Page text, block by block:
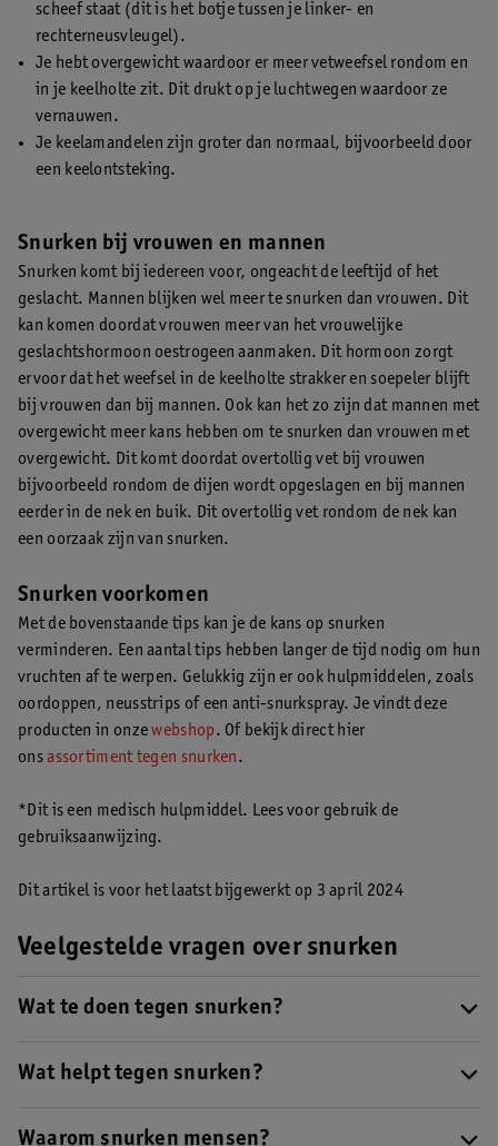
scheef staat (dit is het botje tussen je linker- en
rechterneusvleugel).
Je hebt overgewicht waardoor er meer vetweefsel rondom en
in je keelholte zit. Dit drukt op je luchtwegen waardoor ze
vernauwen.
Je keelamandelen zijn groter dan normaal, bijvoorbeeld door
een keelontsteking.
Snurken bij vrouwen en mannen
Snurken komt bij iedereen voor, ongeacht de leeftijd of het
geslacht. Mannen blijken wel meer te snurken dan vrouwen. Dit
kan komen doordat vrouwen meer van het vrouwelijke
geslachtshormoon oestrogeen aanmaken. Dit hormoon zorgt
ervoor dat het weefsel in de keelholte strakker en soepeler blijft
bij vrouwen dan bij mannen. Ook kan het zo zijn dat mannen met
overgewicht meer kans hebben om te snurken dan vrouwen met
overgewicht. Dit komt doordat overtollig vet bij vrouwen
bijvoorbeeld rondom de dijen wordt opgeslagen en bij mannen
eerder in de nek en buik. Dit overtollig vet rondom de nek kan
een oorzaak zijn van snurken.
Snurken voorkomen
Met de bovenstaande tips kan je de kans op snurken
verminderen. Een aantal tips hebben langer de tijd nodig om hun
vruchten af te werpen. Gelukkig zijn er ook hulpmiddelen, zoals
oordoppen, neusstrips of een anti-snurkspray. Je vindt deze
producten in onzewebshop. Of bekijk direct hier
onsassortiment tegen snurken.
*Dit is een medisch hulpmiddel. Lees voor gebruik de
gebruiksaanwijzing.
Dit artikel is voor het laatst bijgewerkt op 3 april 2024
Veelgestelde vragen over snurken
Wat te doen tegen snurken?
Ontdek hier tips waarmee je het snurken kunt proberen te
rug, drink geen alcohol en stop met roken.
Wat helpt tegen snurken?
gebruik van slaapmiddelen en slaap niet op je rug. Ook
Waarom snurken mensen?